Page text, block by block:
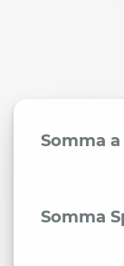
Somma
Somma